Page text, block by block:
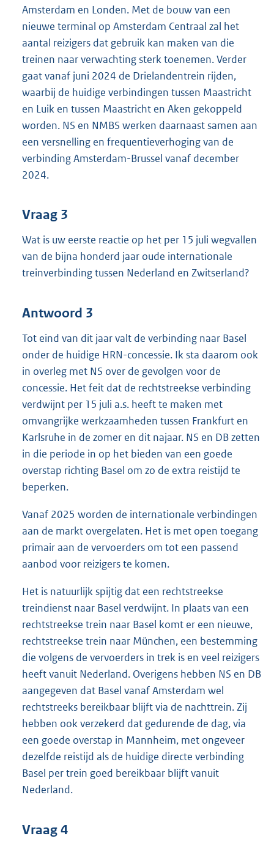
Amsterdam en Londen. Met de bouw van een
nieuwe terminal op Amsterdam Centraal zal het
aantal reizigers dat gebruik kan maken van die
treinen naar verwachting sterk toenemen. Verder
gaat vanaf juni 2024 de Drielandentrein rijden,
waarbij de huidige verbindingen tussen Maastricht
en Luik en tussen Maastricht en Aken gekoppeld
worden. NS en NMBS werken daarnaast samen aan
een versnelling en frequentieverhoging van de
verbinding Amsterdam-Brussel vanaf december
2024.
Vraag 3
Wat is uw eerste reactie op het per 15 juli wegvallen
van de bijna honderd jaar oude internationale
treinverbinding tussen Nederland en Zwitserland?
Antwoord 3
Tot eind van dit jaar valt de verbinding naar Basel
onder de huidige HRN-concessie. Ik sta daarom ook
in overleg met NS over de gevolgen voor de
concessie. Het feit dat de rechtstreekse verbinding
verdwijnt per 15 juli a.s. heeft te maken met
omvangrijke werkzaamheden tussen Frankfurt en
Karlsruhe in de zomer en dit najaar. NS en DB zetten
in die periode in op het bieden van een goede
overstap richting Basel om zo de extra reistijd te
beperken.
Vanaf 2025 worden de internationale verbindingen
aan de markt overgelaten. Het is met open toegang
primair aan de vervoerders om tot een passend
aanbod voor reizigers te komen.
Het is natuurlijk spijtig dat een rechtstreekse
treindienst naar Basel verdwijnt. In plaats van een
rechtstreekse trein naar Basel komt er een nieuwe,
rechtstreekse trein naar München, een bestemming
die volgens de vervoerders in trek is en veel reizigers
heeft vanuit Nederland. Overigens hebben NS en DB
aangegeven dat Basel vanaf Amsterdam wel
rechtstreeks bereikbaar blijft via de nachttrein. Zij
hebben ook verzekerd dat gedurende de dag, via
een goede overstap in Mannheim, met ongeveer
dezelfde reistijd als de huidige directe verbinding
Basel per trein goed bereikbaar blijft vanuit
Nederland.
Vraag 4